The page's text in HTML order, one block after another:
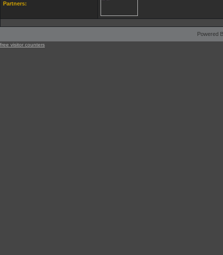
Partners:
Powered
free visitor counters